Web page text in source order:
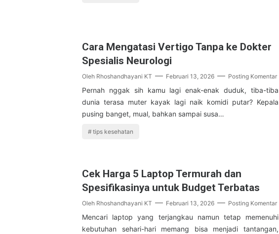
Cara Mengatasi Vertigo Tanpa ke Dokter
Spesialis Neurologi
Oleh Rhoshandhayani KT Februari 13, 2026 Posting Komentar
Pernah nggak sih kamu lagi enak-enak duduk, tiba-tiba
dunia terasa muter kayak lagi naik komidi putar? Kepala
pusing banget, mual, bahkan sampai susa…
tips kesehatan
Cek Harga 5 Laptop Termurah dan
Spesifikasinya untuk Budget Terbatas
Oleh Rhoshandhayani KT Februari 13, 2026 Posting Komentar
Mencari laptop yang terjangkau namun tetap memenuhi
kebutuhan sehari-hari memang bisa menjadi tantangan,